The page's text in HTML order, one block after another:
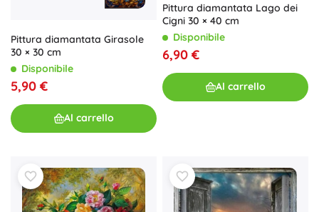
Pittura diamantata Girasole
30 × 30 cm
Disponibile
5,90 €
Al carrello
Pittura diamantata Lago dei
Cigni 30 × 40 cm
Disponibile
6,90 €
Al carrello